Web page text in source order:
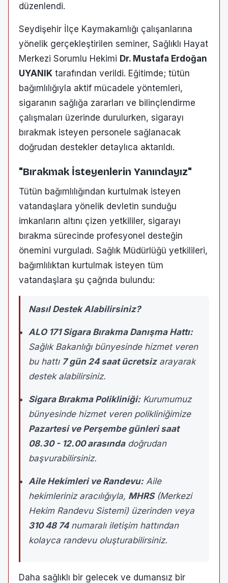
düzenlendi.
Seydişehir İlçe Kaymakamlığı çalışanlarına
yönelik gerçekleştirilen seminer, Sağlıklı Hayat
Merkezi Sorumlu Hekimi Dr. Mustafa Erdoğan
UYANIK tarafından verildi. Eğitimde; tütün
bağımlılığıyla aktif mücadele yöntemleri,
sigaranın sağlığa zararları ve bilinçlendirme
çalışmaları üzerinde durulurken, sigarayı
bırakmak isteyen personele sağlanacak
doğrudan destekler detaylıca aktarıldı.
"Bırakmak İsteyenlerin Yanındayız"
Tütün bağımlılığından kurtulmak isteyen
vatandaşlara yönelik devletin sunduğu
imkanların altını çizen yetkililer, sigarayı
bırakma sürecinde profesyonel desteğin
önemini vurguladı. Sağlık Müdürlüğü yetkilileri,
bağımlılıktan kurtulmak isteyen tüm
vatandaşlara şu çağrıda bulundu:
Nasıl Destek Alabilirsiniz?
ALO 171 Sigara Bırakma Danışma Hattı:
Sağlık Bakanlığı bünyesinde hizmet veren
bu hattı 7 gün 24 saat ücretsizarayarak
destek alabilirsiniz.
Sigara Bırakma Polikliniği: Kurumumuz
bünyesinde hizmet veren polikliniğimize
Pazartesi ve Perşembe günleri saat
08.30 - 12.00 arasındadoğrudan
başvurabilirsiniz.
Aile Hekimleri ve Randevu: Aile
hekimleriniz aracılığıyla, MHRS(Merkezi
Hekim Randevu Sistemi) üzerinden veya
310 48 74numaralı iletişim hattından
kolayca randevu oluşturabilirsiniz.
Daha sağlıklı bir gelecek ve dumansız bir